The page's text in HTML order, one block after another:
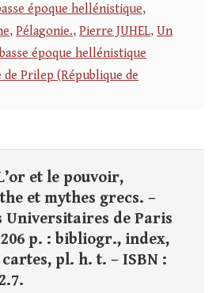
époque hellénistique,
, Pélagonie., Pierre JUHEL, Un
époque hellénistique
de Prilep (République de
et le pouvoir,
et mythes grecs. –
Universitaires de Paris
206 p. : bibliogr., index,
pl. h. t. – ISBN :